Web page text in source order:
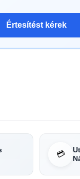
Értesítést kérek
💳